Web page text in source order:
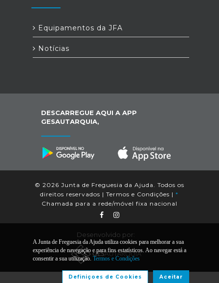
Equipamentos da JFA
Notícias
DESCARREGUE AQUI A APP
GESAUTARQUIA,
© 2026 Junta de Freguesia da Ajuda. Todos os
direitos reservados | Termos e Condições | *
Chamada para a rede/móvel fixa nacional
Desenvolvido por:
A Junta de Freguesia da Ajuda utiliza cookies para melhorar a sua
experiência de navegação e para fins estatísticos. Ao navegar está a
consentir a sua utilização. Termos e Condições
Aceitar
Definiçoes de Cookies